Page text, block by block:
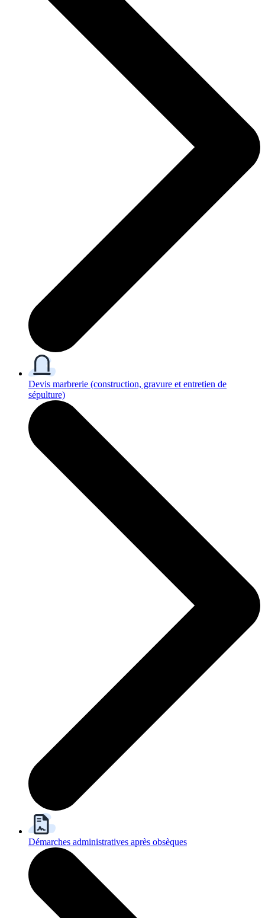
Devis marbrerie (construction, gravure et entretien de
sépulture)
Démarches administratives après obsèques